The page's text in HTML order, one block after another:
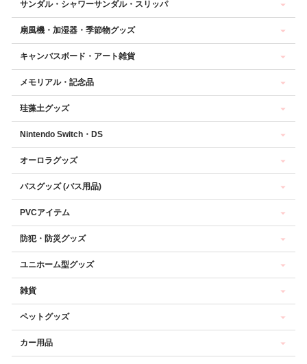
サンダル・シャワーサンダル・スリッパ
扇風機・加湿器・季節物グッズ
キャンバスボード・アート雑貨
メモリアル・記念品
珪藻土グッズ
Nintendo Switch・DS
オーロラグッズ
バスグッズ (バス用品)
PVCアイテム
防犯・防災グッズ
ユニホーム型グッズ
雑貨
ペットグッズ
カー用品